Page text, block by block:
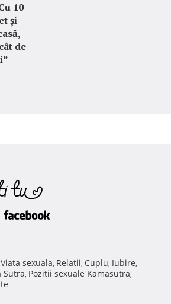
10
și
de
Viata sexuala, Relatii, Cuplu, Iubire,
Sutra, Pozitii sexuale Kamasutra,